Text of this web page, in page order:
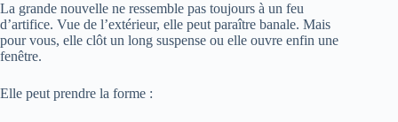
La grande nouvelle ne ressemble pas toujours à un feu
d’artifice. Vue de l’extérieur, elle peut paraître banale. Mais
pour vous, elle clôt un long suspense ou elle ouvre enfin une
fenêtre.
Elle peut prendre la forme :